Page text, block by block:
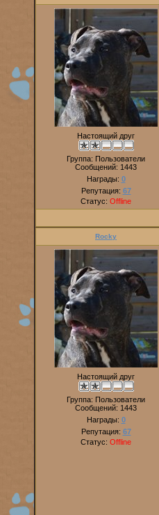
Настоящий друг
Группа: Пользователи
Сообщений: 1443
Награды: 0
Репутация: 67
Статус: Offline
Rocky
Настоящий друг
Группа: Пользователи
Сообщений: 1443
Награды: 0
Репутация: 67
Статус: Offline